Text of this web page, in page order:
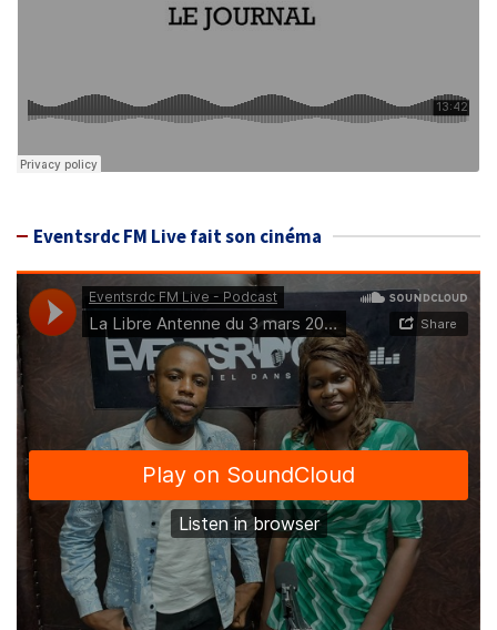
Eventsrdc FM Live fait son cinéma